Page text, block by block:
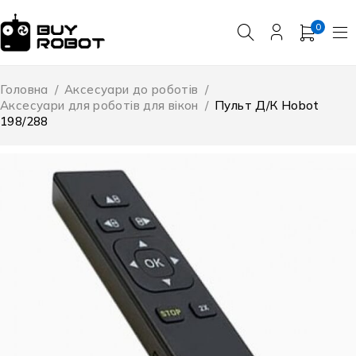
0
Головна / Аксесуари до роботів /
Аксесуари для роботів для вікон / Пульт Д/К Hobot
198/288